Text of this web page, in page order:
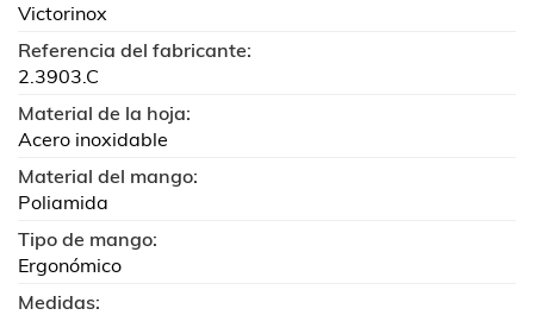
Victorinox
Referencia del fabricante:
2.3903.C
Material de la hoja:
Acero inoxidable
Material del mango:
Poliamida
Tipo de mango:
Ergonómico
Medidas: